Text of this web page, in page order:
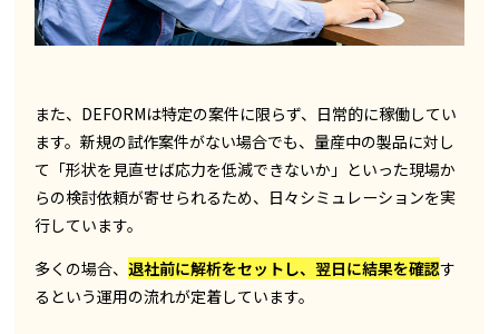
また、DEFORMは特定の案件に限らず、日常的に稼働してい
ます。新規の試作案件がない場合でも、量産中の製品に対し
て「形状を見直せば応力を低減できないか」といった現場か
らの検討依頼が寄せられるため、日々シミュレーションを実
行しています。
多くの場合、退社前に解析をセットし、翌日に結果を確認す
るという運用の流れが定着しています。